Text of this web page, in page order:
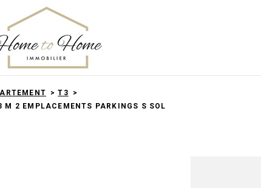
T3
M 2 EMPLACEMENTS PARKINGS S SOL